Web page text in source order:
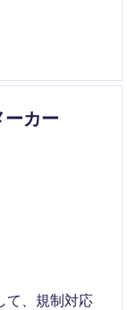
携を担いま
カー
て、規制対応